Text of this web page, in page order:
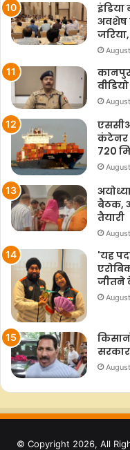
इंडिया
अवशेष
कानपुर
कंटेनर
720
बैठक,
तैयारी
'यह
जीतने
© Copyright 2026, All